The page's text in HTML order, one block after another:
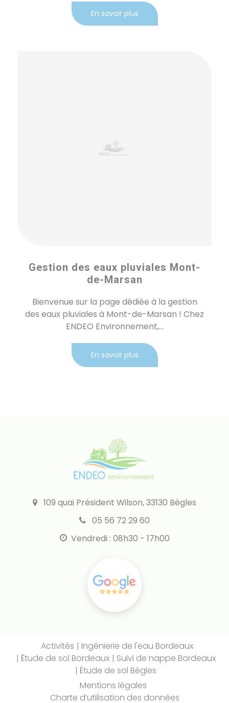
En savoir plus
Gestion des eaux pluviales Mont-
de-Marsan
Bienvenue sur la page dédiée à la gestion
des eaux pluviales à Mont-de-Marsan ! Chez
ENDEO Environnement,...
En savoir plus
109 quai Président Wilson, 33130 Bègles
05 56 72 29 60
Vendredi : 08h30 - 17h00
Activités
Ingénierie de l'eau Bordeaux
Étude de sol Bordeaux
Suivi de nappe Bordeaux
Étude de sol Bègles
Mentions légales
Charte d’utilisation des données